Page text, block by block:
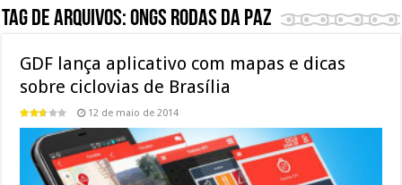
Tag de arquivos:ONGs Rodas da Paz
GDF lança aplicativo com mapas e dicas
sobre ciclovias de Brasília
12 de maio de 2014